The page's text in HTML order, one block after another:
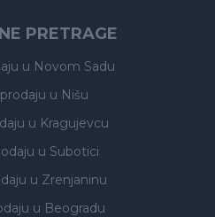
PRETRAGE
u Novom Sadu
u Nišu
u Kragujevcu
u Subotici
u Zrenjaninu
u Beogradu